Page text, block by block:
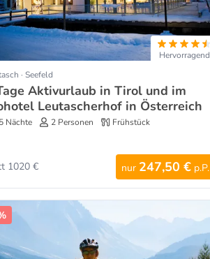
Hervorragend
· Seefeld
Aktivurlaub in Tirol und im
Leutascherhof in Österreich
5 Nächte 2 Personen Frühstück
nur 247,50 € p.P.
1020 €